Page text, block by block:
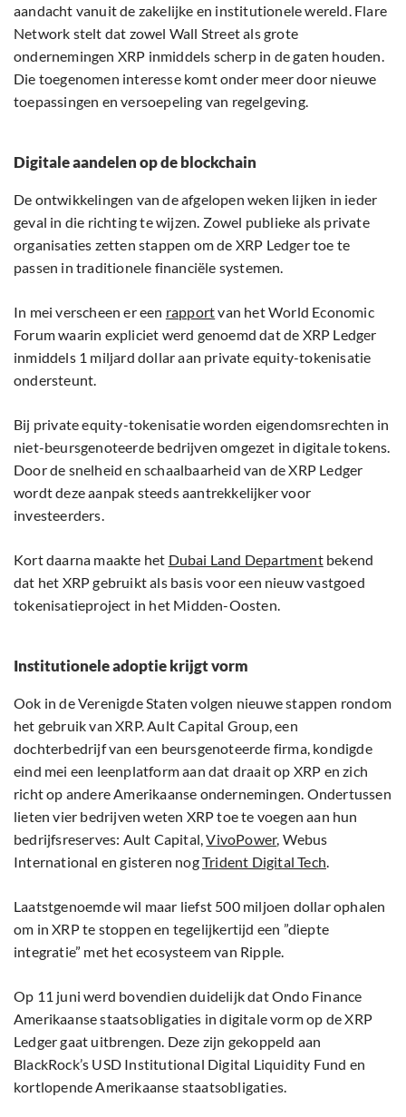
aandacht vanuit de zakelijke en institutionele wereld. Flare
Network stelt dat zowel Wall Street als grote
ondernemingen XRP inmiddels scherp in de gaten houden.
Die toegenomen interesse komt onder meer door nieuwe
toepassingen en versoepeling van regelgeving.
Digitale aandelen op de blockchain
De ontwikkelingen van de afgelopen weken lijken in ieder
geval in die richting te wijzen. Zowel publieke als private
organisaties zetten stappen om de XRP Ledger toe te
passen in traditionele financiële systemen.
In mei verscheen er een rapportvan het World Economic
Forum waarin expliciet werd genoemd dat de XRP Ledger
inmiddels 1 miljard dollar aan private equity-tokenisatie
ondersteunt.
Bij private equity-tokenisatie worden eigendomsrechten in
niet-beursgenoteerde bedrijven omgezet in digitale tokens.
Door de snelheid en schaalbaarheid van de XRP Ledger
wordt deze aanpak steeds aantrekkelijker voor
investeerders.
Kort daarna maakte het Dubai Land Departmentbekend
dat het XRP gebruikt als basis voor een nieuw vastgoed
tokenisatieproject in het Midden-Oosten.
Institutionele adoptie krijgt vorm
Ook in de Verenigde Staten volgen nieuwe stappen rondom
het gebruik van XRP. Ault Capital Group, een
dochterbedrijf van een beursgenoteerde firma, kondigde
eind mei een leenplatform aan dat draait op XRP en zich
richt op andere Amerikaanse ondernemingen. Ondertussen
lieten vier bedrijven weten XRP toe te voegen aan hun
bedrijfsreserves: Ault Capital,VivoPower, Webus
International en gisteren nogTrident Digital Tech.
Laatstgenoemde wil maar liefst 500 miljoen dollar ophalen
om in XRP te stoppen en tegelijkertijd een ”diepte
integratie” met het ecosysteem van Ripple.
Op 11 juni werd bovendien duidelijk dat Ondo Finance
Amerikaanse staatsobligaties in digitale vorm op de XRP
Ledger gaat uitbrengen. Deze zijn gekoppeld aan
BlackRock’s USD Institutional Digital Liquidity Fund en
kortlopende Amerikaanse staatsobligaties.